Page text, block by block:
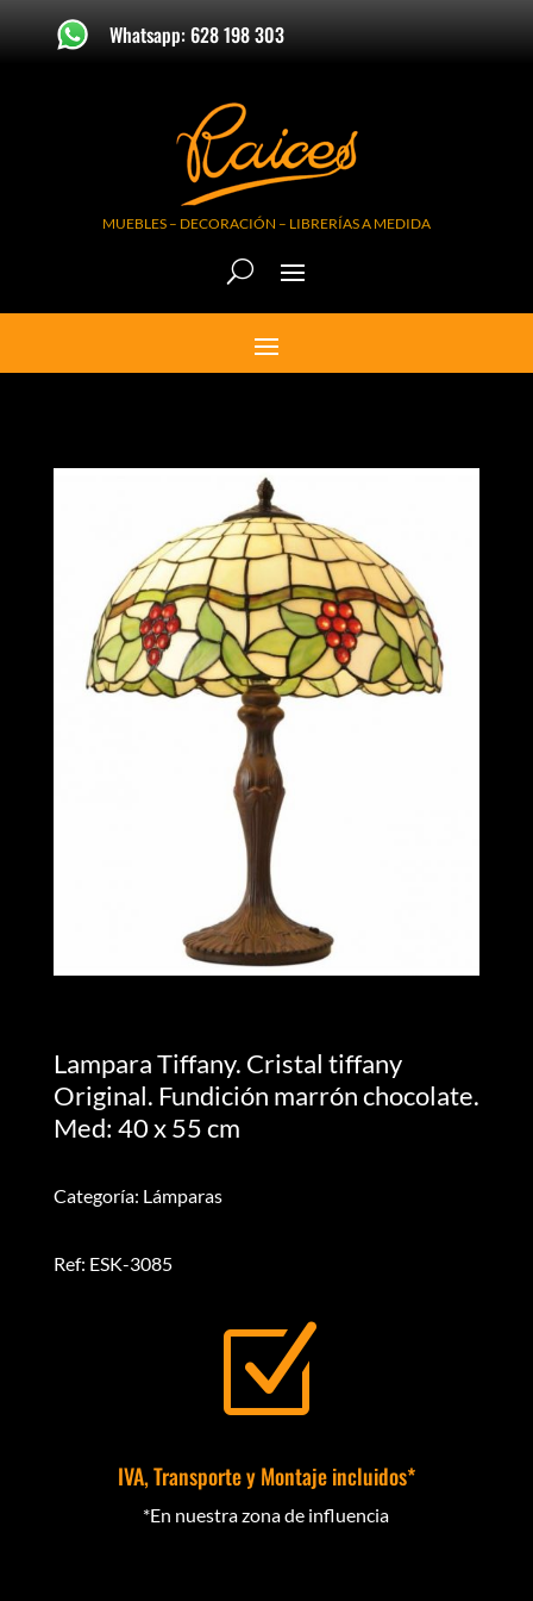
Whatsapp: 628 198 303
MUEBLES – DECORACIÓN – LIBRERÍAS A MEDIDA
Lampara Tiffany. Cristal tiffany
Original. Fundición marrón chocolate.
Med: 40 x 55 cm
Categoría: Lámparas
Ref: ESK-3085
Z
IVA, Transporte y Montaje incluidos*
*En nuestra zona de influencia